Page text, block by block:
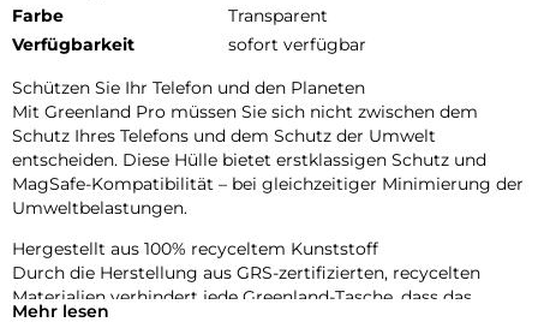
Farbe
Transparent
Verfügbarkeit
sofort verfügbar
Schützen Sie Ihr Telefon und den Planeten
Mit Greenland Pro müssen Sie sich nicht zwischen dem
Schutz Ihres Telefons und dem Schutz der Umwelt
entscheiden. Diese Hülle bietet erstklassigen Schutz und
MagSafe-Kompatibilität – bei gleichzeitiger Minimierung der
Umweltbelastungen.
Hergestellt aus 100% recyceltem Kunststoff
Durch die Herstellung aus GRS-zertifizierten, recycelten
Materialien verhindert jede Greenland-Tasche, dass das
Gewicht von zwei Plastikflaschen in unseren Ozeanen und
Mehr lesen